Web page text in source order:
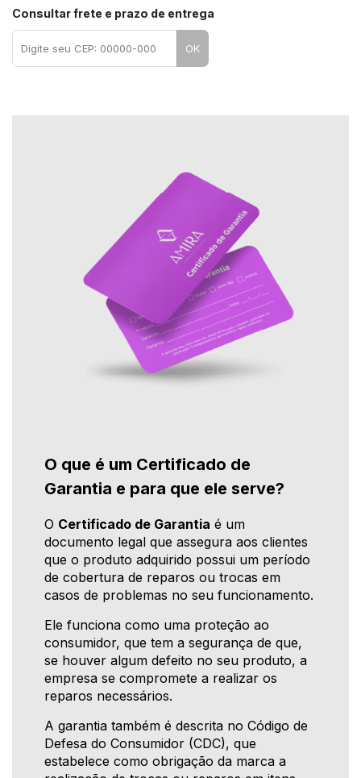
Consultar frete e prazo de entrega
OK
O que é um Certificado de
Garantia e para que ele serve?
O Certificado de Garantia é um
documento legal que assegura aos clientes
que o produto adquirido possui um período
de cobertura de reparos ou trocas em
casos de problemas no seu funcionamento.
Ele funciona como uma proteção ao
consumidor, que tem a segurança de que,
se houver algum defeito no seu produto, a
empresa se compromete a realizar os
reparos necessários.
A garantia também é descrita no Código de
Defesa do Consumidor (CDC), que
estabelece como obrigação da marca a